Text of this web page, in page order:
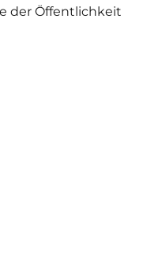
der Öffentlichkeit